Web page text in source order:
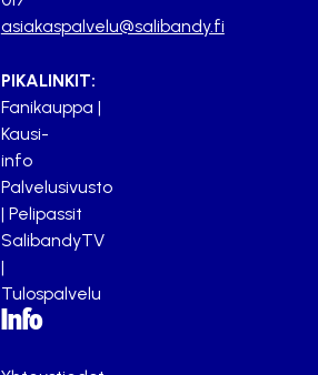
asiakaspalvelu@salibandy.fi
PIKALINKIT:
Fanikauppa |
Kausi-
info
Palvelusivusto
| Pelipassit
SalibandyTV
|
Tulospalvelu
Info